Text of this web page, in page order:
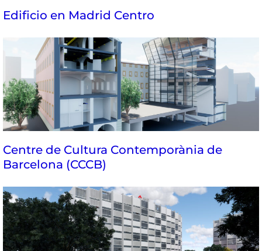
Edificio en Madrid Centro
Centre de Cultura Contemporània de
Barcelona (CCCB)